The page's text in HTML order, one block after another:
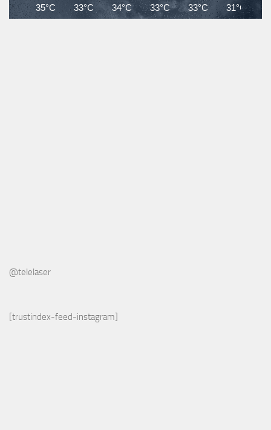
35°C 33°C 34°C 33°C 33°C 31°C
@telelaser
[trustindex-feed-instagram]